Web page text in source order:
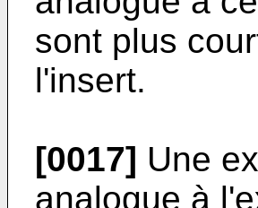
sont plus
l'insert.
[0017] Une
analogue à